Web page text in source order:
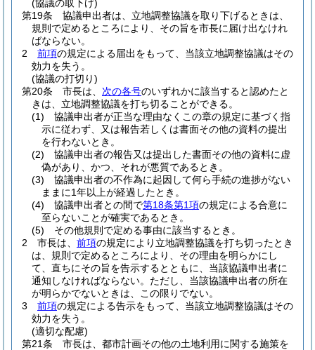
(協議の取下げ)
第19条
協議申出者は、立地調整協議を取り下げるときは、
規則で定めるところにより、その旨を市長に届け出なけれ
ばならない。
2
前項の規定による届出をもって、当該立地調整協議はその
効力を失う。
(協議の打切り)
第20条
市長は、 次の各号のいずれかに該当すると認めたと
きは、立地調整協議を打ち切ることができる。
(1)
協議申出者が正当な理由なくこの章の規定に基づく指
示に従わず、又は報告若しくは書面その他の資料の提出
を行わないとき。
(2)
協議申出者の報告又は提出した書面その他の資料に虚
偽があり、かつ、それが悪質であるとき。
(3)
協議申出者の不作為に起因して何ら手続の進捗がない
ままに1年以上が経過したとき。
(4)
協議申出者との間で第18条第1項の規定による合意に
至らないことが確実であるとき。
(5)
その他規則で定める事由に該当するとき。
2
市長は、 前項の規定により立地調整協議を打ち切ったとき
は、規則で定めるところにより、その理由を明らかにし
て、直ちにその旨を告示するとともに、当該協議申出者に
通知しなければならない。 ただし、当該協議申出者の所在
が明らかでないときは、この限りでない。
3
前項の規定による告示をもって、当該立地調整協議はその
効力を失う。
(適切な配慮)
第21条
市長は、都市計画その他の土地利用に関する施策を